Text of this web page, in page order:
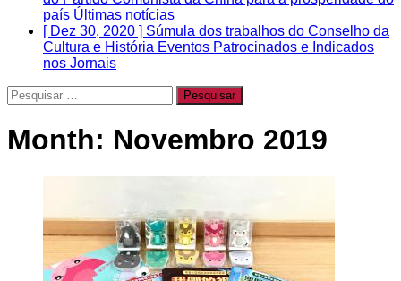
país Últimas notícias
[ Dez 30, 2020 ] Súmula dos trabalhos do Conselho da
Cultura e História Eventos Patrocinados e Indicados
nos Jornais
Pesquisar
por:
Month: Novembro 2019